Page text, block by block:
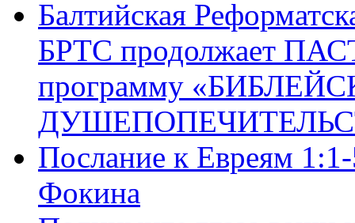
Балтийская
БРТС продолжает
программу
Послание к Евреям
Фокина